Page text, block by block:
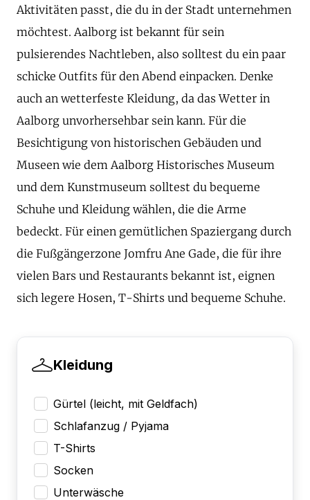
Aktivitäten passt, die du in der Stadt unternehmen
möchtest. Aalborg ist bekannt für sein
pulsierendes Nachtleben, also solltest du ein paar
schicke Outfits für den Abend einpacken. Denke
auch an wetterfeste Kleidung, da das Wetter in
Aalborg unvorhersehbar sein kann. Für die
Besichtigung von historischen Gebäuden und
Museen wie dem Aalborg Historisches Museum
und dem Kunstmuseum solltest du bequeme
Schuhe und Kleidung wählen, die die Arme
bedeckt. Für einen gemütlichen Spaziergang durch
die Fußgängerzone Jomfru Ane Gade, die für ihre
vielen Bars und Restaurants bekannt ist, eignen
sich legere Hosen, T-Shirts und bequeme Schuhe.
Kleidung
Gürtel (leicht, mit Geldfach)
Schlafanzug / Pyjama
T-Shirts
Socken
Unterwäsche